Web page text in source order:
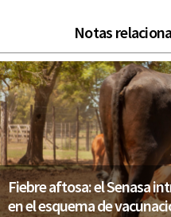
Notas
Fiebre aftosa: el Senasa
en el esquema de